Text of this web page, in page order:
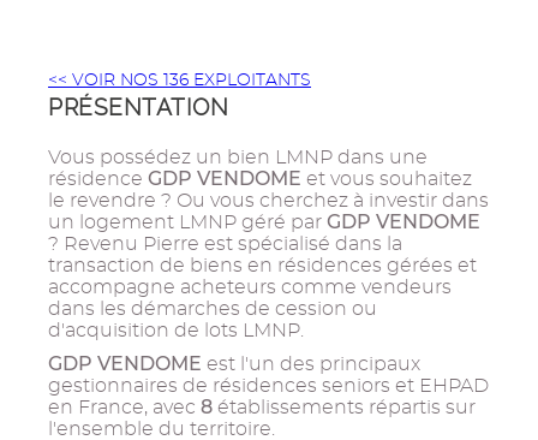
<< VOIR NOS 136 EXPLOITANTS
PRÉSENTATION
Vous possédez un bien LMNP dans une
résidence GDP VENDOME et vous souhaitez
le revendre ? Ou vous cherchez à investir dans
un logement LMNP géré par GDP VENDOME
? Revenu Pierre est spécialisé dans la
transaction de biens en résidences gérées et
accompagne acheteurs comme vendeurs
dans les démarches de cession ou
d'acquisition de lots LMNP.
GDP VENDOME est l'un des principaux
gestionnaires de résidences seniors et EHPAD
en France, avec 8 établissements répartis sur
l'ensemble du territoire.